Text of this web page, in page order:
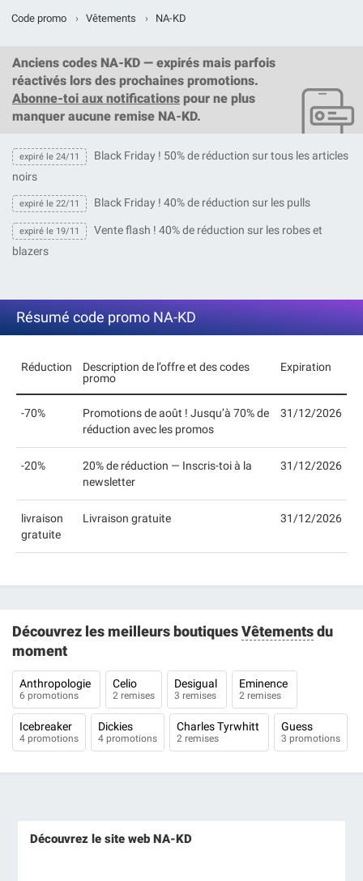
Code promo › Vêtements › NA-KD
Anciens codes NA-KD — expirés mais parfois
réactivés lors des prochaines promotions.
Abonne-toi aux notifications pour ne plus
manquer aucune remise NA-KD.
expiré le 24/11
Black Friday ! 50% de réduction sur tous les articles
noirs
expiré le 22/11 Black Friday ! 40% de réduction sur les pulls
expiré le 19/11
Vente flash ! 40% de réduction sur les robes et
blazers
Résumé code promo NA-KD
Réduction
Description de l’offre et des codes
promo
Expiration
-70%
Promotions de août ! Jusqu’à 70% de
réduction avec les promos
31/12/2026
-20%
20% de réduction — Inscris-toi à la
newsletter
31/12/2026
livraison
gratuite
Livraison gratuite 31/12/2026
Découvrez les meilleurs boutiquesVêtementsdu
moment
Anthropologie
6 promotions
Celio
2 remises
Desigual
3 remises
Eminence
2 remises
Icebreaker
4 promotions
Dickies
4 promotions
Charles Tyrwhitt
2 remises
Guess
3 promotions
Découvrez le site web NA-KD